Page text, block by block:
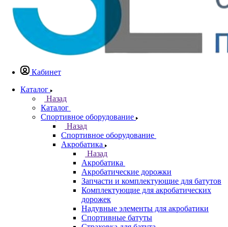
Кабинет
Каталог
Назад
Каталог
Спортивное оборудование
Назад
Спортивное оборудование
Акробатика
Назад
Акробатика
Акробатические дорожки
Запчасти и комплектующие для батутов
Комплектующие для акробатических
дорожек
Надувные элементы для акробатики
Спортивные батуты